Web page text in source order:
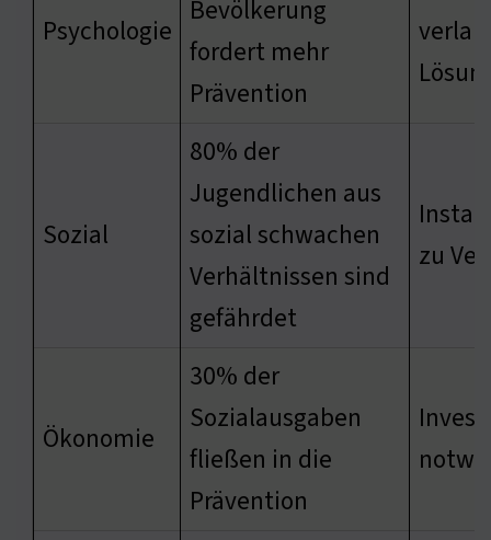
Psychologie
Bevölkerung
fordert mehr
Prävention
Sozial
80% der
Jugendlichen aus
sozial schwachen
Verhältnissen sind
gefährdet
zu
Ökonomie
30% der
Sozialausgaben
fließen in die
Prävention